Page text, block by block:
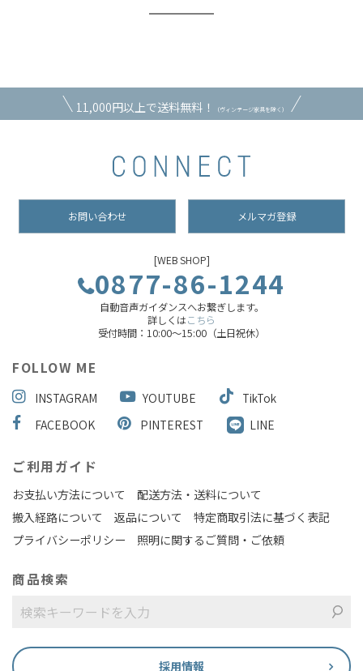
11,000円以上で送料無料！ （ヴィンテージ家具を除く）
お問い合わせ メルマガ登録
[WEB SHOP]
0877-86-1244
自動音声ガイダンスへお繋ぎします。
詳しくはこちら
受付時間：10:00～15:00（土日祝休）
FOLLOW ME
INSTAGRAM YOUTUBE
TikTok
FACEBOOK
PINTEREST LINE
ご利用ガイド
お支払い方法について
配送方法・送料について
搬入経路について
返品について
特定商取引法に基づく表記
プライバシーポリシー
照明に関するご質問・ご依頼
商品検索
採用情報